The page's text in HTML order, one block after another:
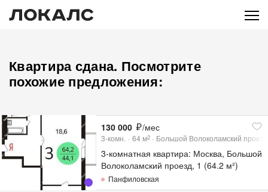
Квартира сдана. Посмотрите
похожие предложения:
130 000 /мес
3-комн. 64 м2 Большой Волоколамский
3-комнатная квартира: Москва, Большой
Волоколамский проезд, 1 (64.2 м²)
Панфиловская